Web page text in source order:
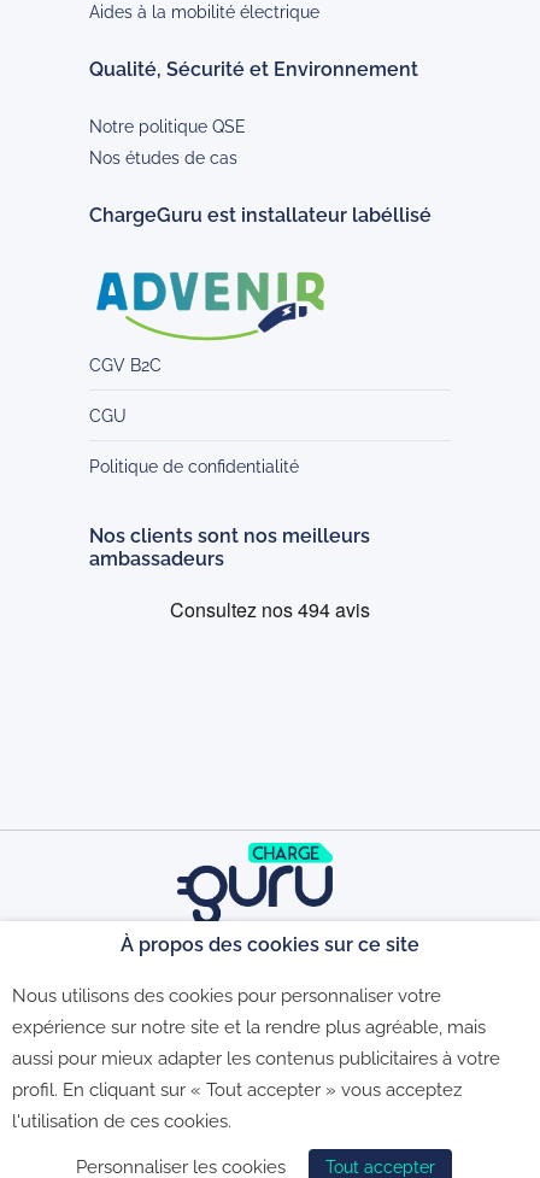
Aides à la mobilité électrique
Qualité, Sécurité et Environnement
Notre politique QSE
Nos études de cas
ChargeGuru est installateur labéllisé
CGV B2C
CGU
Politique de confidentialité
Nos clients sont nos meilleurs
ambassadeurs
©2026 - CGU - CGV - Politique de
confidentialité - Politique de gestion des
cookies
À propos des cookies sur ce site
Nous utilisons des cookies pour personnaliser votre
expérience sur notre site et la rendre plus agréable, mais
aussi pour mieux adapter les contenus publicitaires à votre
profil. En cliquant sur « Tout accepter » vous acceptez
l'utilisation de ces cookies.
Personnaliser les cookies Tout accepter